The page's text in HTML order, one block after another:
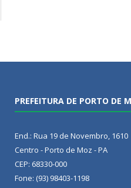
PREFEITURA DE PORTO DE
End.: Rua 19 de Novembro, 1610
Centro - Porto de Moz - PA
CEP: 68330-000
Fone: (93) 98403-1198